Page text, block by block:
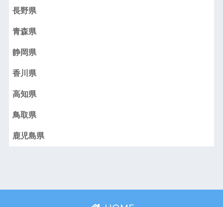
長野県
青森県
静岡県
香川県
高知県
鳥取県
鹿児島県